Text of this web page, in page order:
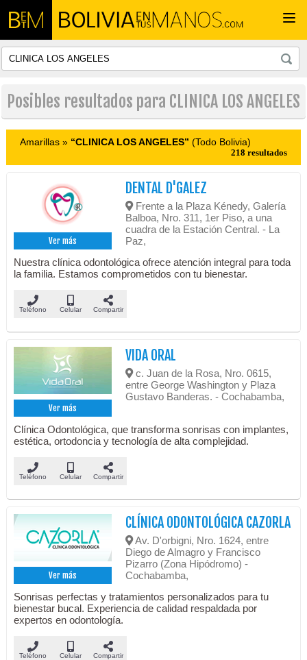
Posibles resultados para CLINICA LOS ANGELES
Amarillas » “CLINICA LOS ANGELES” (Todo Bolivia)
218 resultados
Ver más
DENTAL D'GALEZ
Frente a la Plaza Kénedy, Galería
Balboa, Nro. 311, 1er Piso, a una
cuadra de la Estación Central. - La
Paz,
Nuestra clínica odontológica ofrece atención integral para toda
la familia. Estamos comprometidos con tu bienestar.
Teléfono Celular Compartir
Ver más
VIDA ORAL
c. Juan de la Rosa, Nro. 0615,
entre George Washington y Plaza
Gustavo Banderas. - Cochabamba,
Clínica Odontológica, que transforma sonrisas con implantes,
estética, ortodoncia y tecnología de alta complejidad.
Teléfono Celular Compartir
Ver más
CLÍNICA ODONTOLÓGICA CAZORLA
Av. D'orbigni, Nro. 1624, entre
Diego de Almagro y Francisco
Pizarro (Zona Hipódromo) -
Cochabamba,
Sonrisas perfectas y tratamientos personalizados para tu
bienestar bucal. Experiencia de calidad respaldada por
expertos en odontología.
Teléfono Celular Compartir